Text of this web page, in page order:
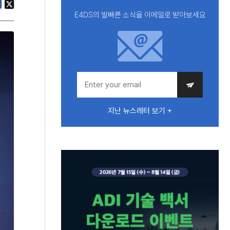
E4DS의 발빠른 소식을 이메일로 받아보세요
지난 뉴스레터 보기 +